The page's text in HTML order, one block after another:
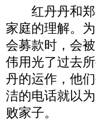
红丹丹和郑
家庭的理解。
会募款时，会
伟用光了过去
丹的运作，他
洁的电话就以
败家子。